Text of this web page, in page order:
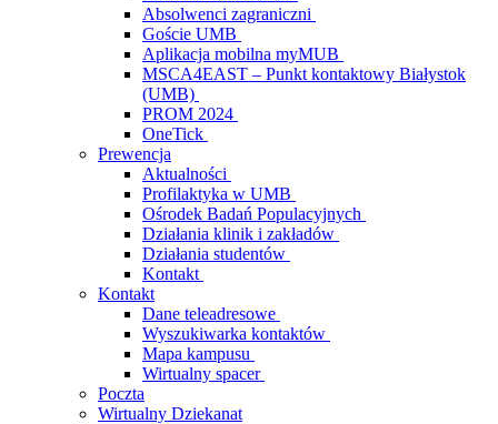
Absolwenci zagraniczni
Goście UMB
Aplikacja mobilna myMUB
MSCA4EAST – Punkt kontaktowy Białystok
(UMB)
PROM 2024
OneTick
Prewencja
Aktualności
Profilaktyka w UMB
Ośrodek Badań Populacyjnych
Działania klinik i zakładów
Działania studentów
Kontakt
Kontakt
Dane teleadresowe
Wyszukiwarka kontaktów
Mapa kampusu
Wirtualny spacer
Poczta
Wirtualny Dziekanat